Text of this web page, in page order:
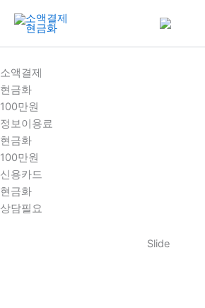
건
너
뛰
기
소액결제
현금화
100만원
정보이용료
현금화
100만원
신용카드
현금화
상담필요
Slide